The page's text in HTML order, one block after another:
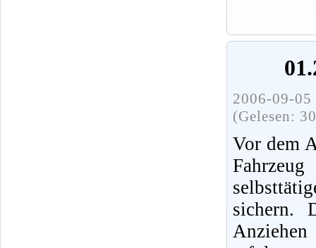
2006-09-
(Gelesen:
Vor dem
sichern.
Anziehen